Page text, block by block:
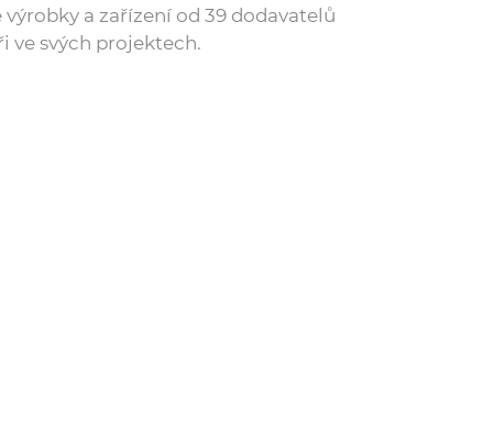
a zařízení od 39 dodavatelů
ve svých projektech.